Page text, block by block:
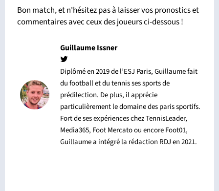
Bon match, et n'hésitez pas à laisser vos pronostics et
commentaires avec ceux des joueurs ci-dessous !
Guillaume Issner
Diplômé en 2019 de l’ESJ Paris, Guillaume fait
du football et du tennis ses sports de
prédilection. De plus, il apprécie
particulièrement le domaine des paris sportifs.
Fort de ses expériences chez TennisLeader,
Media365, Foot Mercato ou encore Foot01,
Guillaume a intégré la rédaction RDJ en 2021.